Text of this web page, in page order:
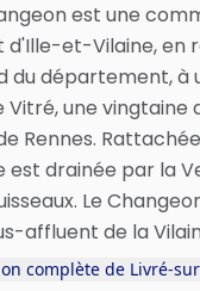
est une
et-Vilaine, en
du département, à
une vingtaine
Rennes.
est drainée par la
Le
affluent de la
complète de Livré-